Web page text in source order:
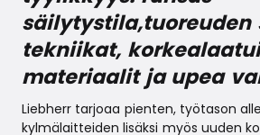
tekniikat,
materiaalit ja upea
Liebherr tarjoaa pienten, työtason
kylmälaitteiden lisäksi myös uuden